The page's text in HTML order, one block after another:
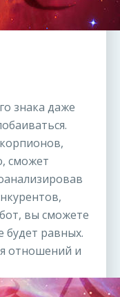
знака даже
сможет
вы сможете
будет равных.
отношений и